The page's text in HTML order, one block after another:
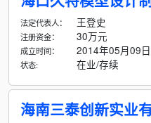
法定代表人： 王登史
注册资金： 30万元
成立时间： 2014年05月09日
状态: 在业/存续
海南三泰创新实业